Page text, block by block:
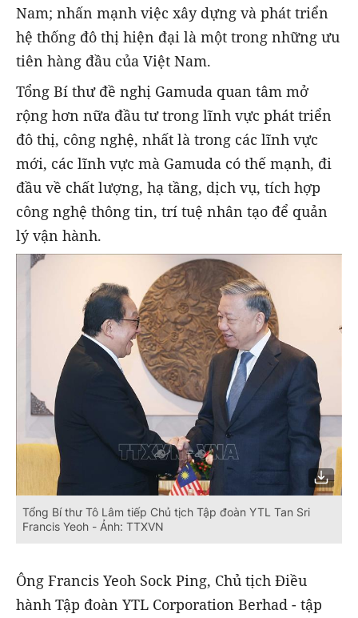
Nam; nhấn mạnh việc xây dựng và phát triển
hệ thống đô thị hiện đại là một trong những ưu
tiên hàng đầu của Việt Nam.
Tổng Bí thư đề nghị Gamuda quan tâm mở
rộng hơn nữa đầu tư trong lĩnh vực phát triển
đô thị, công nghệ, nhất là trong các lĩnh vực
mới, các lĩnh vực mà Gamuda có thế mạnh, đi
đầu về chất lượng, hạ tầng, dịch vụ, tích hợp
công nghệ thông tin, trí tuệ nhân tạo để quản
lý vận hành.
Tổng Bí thư Tô Lâm tiếp Chủ tịch Tập đoàn YTL Tan Sri
Francis Yeoh - Ảnh: TTXVN
Ông Francis Yeoh Sock Ping, Chủ tịch Điều
hành Tập đoàn YTL Corporation Berhad - tập